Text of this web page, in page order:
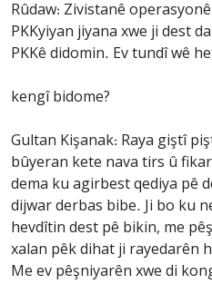
Rûdaw: Zivistanê
PKKyiyan jiyana xwe ji dest
PKKê didomin. Ev tundî wê
kengî bidome?
Gultan Kişanak: Raya giştî
bûyeran kete nava tirs û
dema ku agirbest qediya pê
dijwar derbas bibe. Ji bo ku
hevdîtin dest pê bikin, me
xalan pêk dihat ji rayedarên
Me ev pêşniyarên xwe di